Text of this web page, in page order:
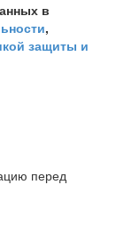
в
,
защиты и
перед